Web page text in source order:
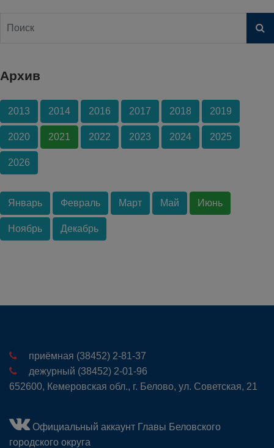
Архив
2013 2014 2016 2017 2018 2019
2020 2021 2022 2023 2024 2025
2026
Январь Февраль Март Май Июнь
Ноябрь Декабрь
приёмная (38452) 2-81-37
дежурный (38452) 2-01-96
652600, Кемеровская обл., г. Белово, ул. Советская, 21
Официальный аккаунт Главы Беловского
городского округа